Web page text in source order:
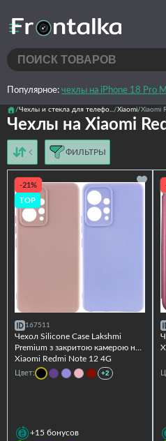
Популярное: чехлы на iPhone 18 Pro
Чехлы и стекла для телефо... Xiaomi Xiaomi
Чехлы на Xiaomi
от дешёвых к дорогим
от дорогих к дешёвым
по имени
новинки
ФИЛЬТРЫ
-21%
TOP
167511
Чехол Silicone Case Lakshmi
Premium з закритою камерою на
Xiaomi Redmi Note 12 4G
Цвет: +2
+15 бонусов